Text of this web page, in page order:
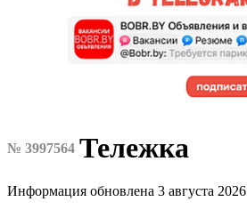
№ 3997564 Тележка
Информация обновлена 3 августа 2026